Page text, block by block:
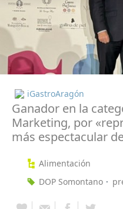
iGastroAragón
Ganador en la
Marketing, por
más espectacular
Alimentación
DOP Somontano